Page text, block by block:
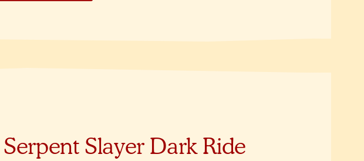
Slayer Dark Ride